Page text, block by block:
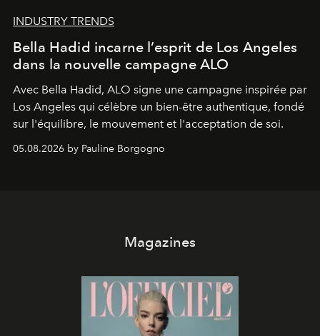
INDUSTRY TRENDS
Bella Hadid incarne l’esprit de Los Angeles
dans la nouvelle campagne ALO
Avec Bella Hadid, ALO signe une campagne inspirée par
Los Angeles qui célèbre un bien-être authentique, fondé
sur l'équilibre, le mouvement et l'acceptation de soi.
05.08.2026 by Pauline Borgogno
Magazines